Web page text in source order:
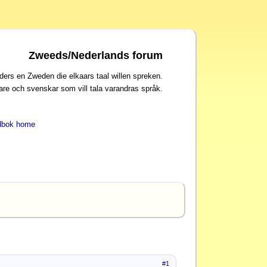
Zweeds/Nederlands forum
en Zweden die elkaars taal willen spreken.
och svenskar som vill tala varandras språk.
home
#1